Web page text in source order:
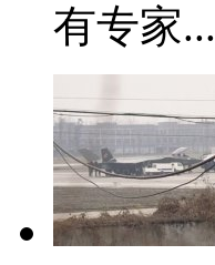
有专家...